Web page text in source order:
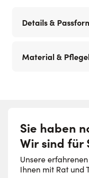
Details &
Material &
Sie haben
Wir sind für
Unsere
Ihnen mit Rat und